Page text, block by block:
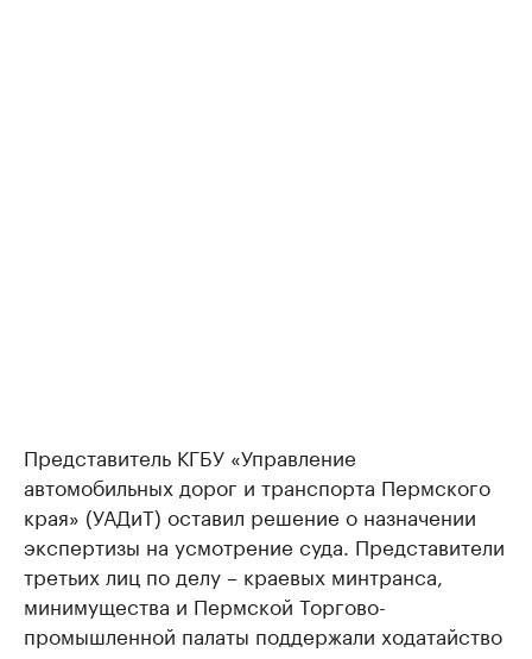
Представитель КГБУ «Управление
автомобильных дорог и транспорта Пермского
края» (УАДиТ) оставил решение о назначении
экспертизы на усмотрение суда. Представители
третьих лиц по делу – краевых минтранса,
минимущества и Пермской Торгово-
промышленной палаты поддержали ходатайство